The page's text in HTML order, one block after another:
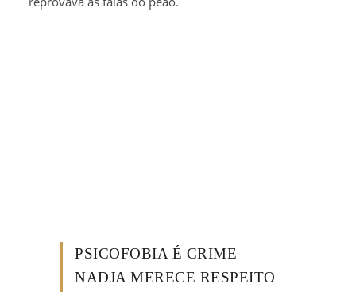
PSICOFOBIA É CRIME
NADJA MERECE RESPEITO